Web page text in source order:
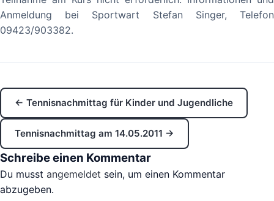
Anmeldung bei Sportwart Stefan Singer, Telefon
09423/903382.
← Tennisnachmittag für Kinder und Jugendliche
Tennisnachmittag am 14.05.2011 →
Schreibe einen Kommentar
Du musst angemeldet sein, um einen Kommentar
abzugeben.